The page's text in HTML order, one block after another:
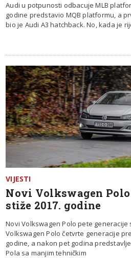
Audi u potpunosti odbacuje MLB
godine predstavio MQB platformu, a
bio je Audi A3 hatchback. No, kada je
VIJESTI
Novi Volkswagen
stiže 2017. godine
Novi Volkswagen Polo pete generacije
Volkswagen Polo četvrte generacije
godine, a nakon pet godina
Pola sa manjim tehničkim